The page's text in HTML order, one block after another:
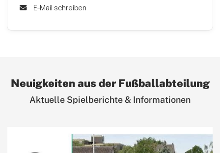
E-Mail schreiben
Neuigkeiten aus der Fußballabteilung
Aktuelle Spielberichte & Informationen